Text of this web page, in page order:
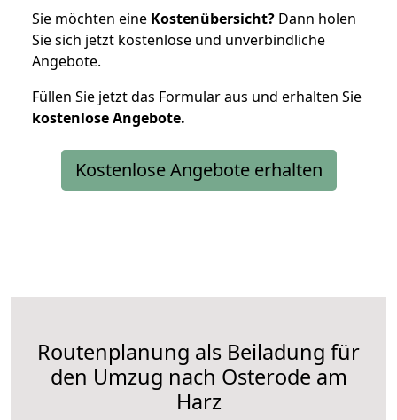
Sie möchten eine Kostenübersicht? Dann holen
Sie sich jetzt kostenlose und unverbindliche
Angebote.
Füllen Sie jetzt das Formular aus und erhalten Sie
kostenloseAngebote.
Kostenlose Angebote erhalten
Routenplanung als Beiladung für
den Umzug nach Osterode am
Harz